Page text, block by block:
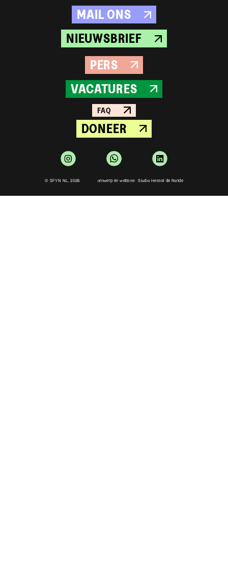
MAIL ONS
NIEUWSBRIEF
PERS
VACATURES
FAQ
DONEER
© SFYN NL, 2026 ontwerp en website: Studio Hessel de Ronde